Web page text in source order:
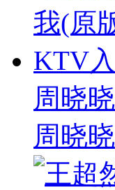
周晓
周晓晓